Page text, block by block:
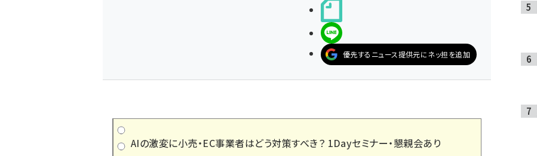
優先するニュース提供元にネッ担を追加
AIの激変に小売・EC事業者はどう対策すべき？ 1Dayセミナー・懇親会あり